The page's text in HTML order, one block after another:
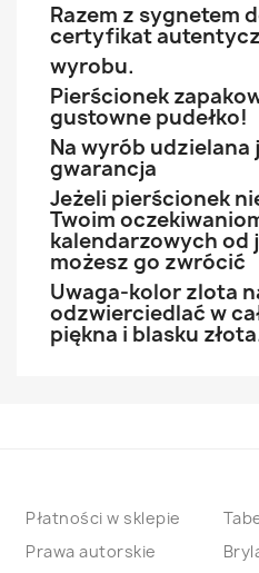
Razem z sygnetem
certyfikat
wyrobu.
Pierścionek
gustowne pudełko!
Na wyrób
gwarancja
Jeżeli pierścionek
Twoim
kalendarzowych od
możesz go zwrócić
Uwaga-kolor zlota
odzwierciedlać w
piękna i blasku
Płatności w sklepie
Prawa autorskie